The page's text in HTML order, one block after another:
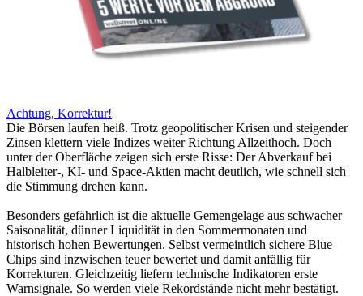
Achtung, Korrektur!
Die Börsen laufen heiß. Trotz geopolitischer Krisen und steigender
Zinsen klettern viele Indizes weiter Richtung Allzeithoch. Doch
unter der Oberfläche zeigen sich erste Risse: Der Abverkauf bei
Halbleiter-, KI- und Space-Aktien macht deutlich, wie schnell sich
die Stimmung drehen kann.
Besonders gefährlich ist die aktuelle Gemengelage aus schwacher
Saisonalität, dünner Liquidität in den Sommermonaten und
historisch hohen Bewertungen. Selbst vermeintlich sichere Blue
Chips sind inzwischen teuer bewertet und damit anfällig für
Korrekturen. Gleichzeitig liefern technische Indikatoren erste
Warnsignale. So werden viele Rekordstände nicht mehr bestätigt.